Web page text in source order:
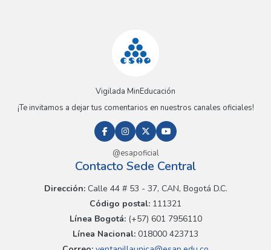
Vigilada MinEducación
¡Te invitamos a dejar tus comentarios en nuestros canales oficiales!
@esapoficial
Contacto Sede Central
Dirección:Calle 44 # 53 - 37, CAN, Bogotá D.C.
Código postal: 111321
Línea Bogotá:(+57) 601 7956110
Línea Nacional: 018000 423713